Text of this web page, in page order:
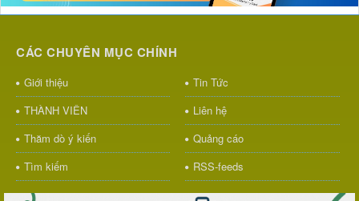
CÁC CHUYÊN MỤC CHÍNH
Giới thiệu
Tin Tức
THÀNH VIÊN
Liên hệ
Thăm dò ý kiến
Quảng cáo
Tìm kiếm
RSS-feeds